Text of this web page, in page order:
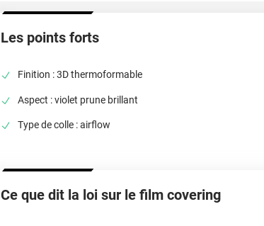
Les points forts
Finition : 3D thermoformable
Aspect : violet prune brillant
Type de colle : airflow
Ce que dit la loi sur le film covering